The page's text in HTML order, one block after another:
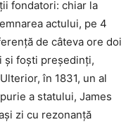
fondatori: chiar la
actului, pe 4
de câteva ore doi
și foști președinți,
în 1831, un al
a statului, James
zi cu rezonanță